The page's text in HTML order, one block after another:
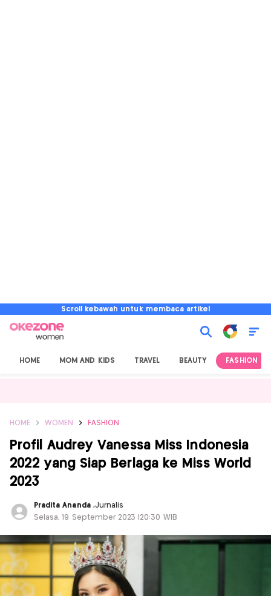
Scroll kebawah untuk membaca artikel
HOME MOM AND KIDS TRAVEL BEAUTY FASHION
HOME WOMEN FASHION
Profil Audrey Vanessa Miss Indonesia
2022 yang Siap Berlaga ke Miss World
2023
Pradita Ananda ,Jurnalis
Selasa, 19 September 2023 |20:30 WIB